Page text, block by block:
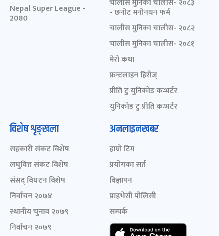
Nepal Super League -
2080
चालीस मुनिका चालीस- २०८३
- छनोट मनोनयन फर्म
चालीस मुनिका चालीस- २०८२
चालीस मुनिका चालीस- २०८१
मेरो कथा
फ्रन्टलाइन हिरोज्
प्रीति टु युनिकोड कन्भर्टर
युनिकोड टु प्रीति कन्भर्टर
विशेष शृङ्खला
सहकारी संकट विशेष
लघुवित्त संकट विशेष
संसद् विघटन विशेष
निर्वाचन २०७४
स्थानीय चुनाव २०७९
निर्वाचन २०७९
अनलाइनखबर
हाम्रो टिम
प्रयोगका सर्त
विज्ञापन
प्राइभेसी पोलिसी
सम्पर्क